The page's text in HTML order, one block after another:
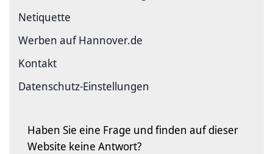
Netiquette
Werben auf Hannover.de
Kontakt
Datenschutz-Einstellungen
Haben Sie eine Frage und finden auf dieser
Website keine Antwort?